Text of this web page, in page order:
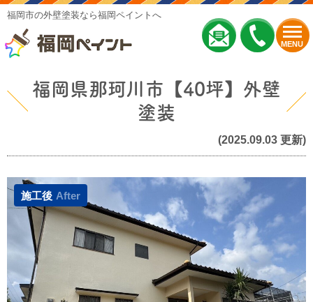
MENU
福岡市の外壁塗装なら福岡ペイントへ
福岡県那珂川市【40坪】外壁
塗装
(2025.09.03 更新)
施工後 After